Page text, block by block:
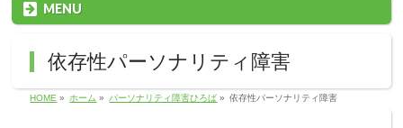
MENU
依存性パーソナリティ障害
HOME » ホーム » パーソナリティ障害ひろば » 依存性パーソナリティ障害